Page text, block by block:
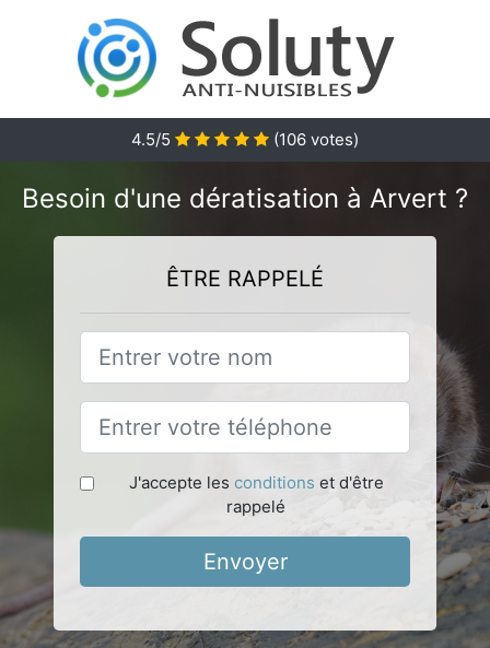
4.5/5 (106 votes)
Besoin d'une dératisation à Arvert ?
ÊTRE RAPPELÉ
J'accepte les conditions et d'être
rappelé
Envoyer